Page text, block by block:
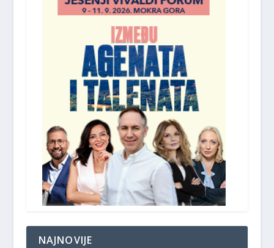
NAJNOVIJE